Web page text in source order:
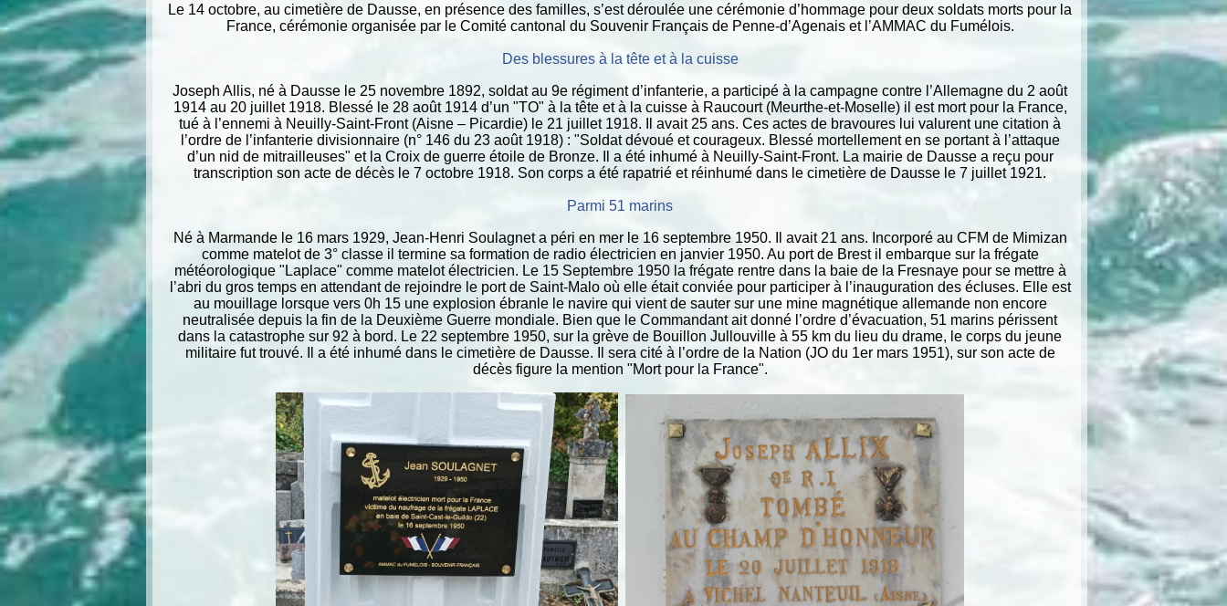
Le 14 octobre, au cimetière de Dausse, en présence des familles, s’est déroulée une cérémonie d’hommage pour deux soldats morts pour la
France, cérémonie organisée par le Comité cantonal du Souvenir Français de Penne-d’Agenais et l’AMMAC du Fumélois.
Des blessures à la tête et à la cuisse
Joseph Allis, né à Dausse le 25 novembre 1892, soldat au 9e régiment d’infanterie, a participé à la campagne contre l’Allemagne du 2 août
1914 au 20 juillet 1918. Blessé le 28 août 1914 d’un "TO" à la tête et à la cuisse à Raucourt (Meurthe-et-Moselle) il est mort pour la France,
tué à l’ennemi à Neuilly-Saint-Front (Aisne – Picardie) le 21 juillet 1918. Il avait 25 ans. Ces actes de bravoures lui valurent une citation à
l’ordre de l’infanterie divisionnaire (n° 146 du 23 août 1918) : "Soldat dévoué et courageux. Blessé mortellement en se portant à l’attaque
d’un nid de mitrailleuses" et la Croix de guerre étoile de Bronze. Il a été inhumé à Neuilly-Saint-Front. La mairie de Dausse a reçu pour
transcription son acte de décès le 7 octobre 1918. Son corps a été rapatrié et réinhumé dans le cimetière de Dausse le 7 juillet 1921.
Parmi 51 marins
Né à Marmande le 16 mars 1929, Jean-Henri Soulagnet a péri en mer le 16 septembre 1950. Il avait 21 ans. Incorporé au CFM de Mimizan
comme matelot de 3° classe il termine sa formation de radio électricien en janvier 1950. Au port de Brest il embarque sur la frégate
météorologique "Laplace" comme matelot électricien. Le 15 Septembre 1950 la frégate rentre dans la baie de la Fresnaye pour se mettre à
l’abri du gros temps en attendant de rejoindre le port de Saint-Malo où elle était conviée pour participer à l’inauguration des écluses. Elle est
au mouillage lorsque vers 0h 15 une explosion ébranle le navire qui vient de sauter sur une mine magnétique allemande non encore
neutralisée depuis la fin de la Deuxième Guerre mondiale. Bien que le Commandant ait donné l’ordre d’évacuation, 51 marins périssent
dans la catastrophe sur 92 à bord. Le 22 septembre 1950, sur la grève de Bouillon Jullouville à 55 km du lieu du drame, le corps du jeune
militaire fut trouvé. Il a été inhumé dans le cimetière de Dausse. Il sera cité à l’ordre de la Nation (JO du 1er mars 1951), sur son acte de
décès figure la mention "Mort pour la France".